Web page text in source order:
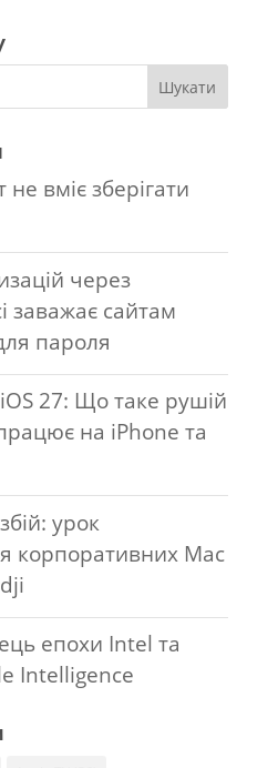
вміє зберігати
через
заважає сайтам
пароля
27: Що таке рушій
на iPhone та
урок
корпоративних Mac
епохи Intel та
Intelligence